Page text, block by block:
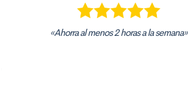
«Ahorra al menos 2 horas a la semana»